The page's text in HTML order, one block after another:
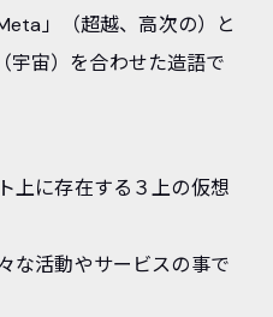
」（超越、高次の）と
宇宙）を合わせた造語で
上に存在する３上の仮想
な活動やサービスの事で